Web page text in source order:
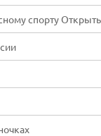
спорту